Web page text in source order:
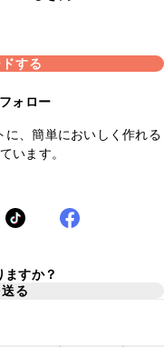
する
ォロー
に、簡単においしく作れる
います。
ますか？
る